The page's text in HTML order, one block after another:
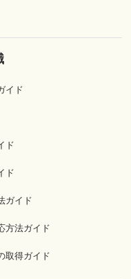
イド
ド
ド
ガイド
方法ガイド
取得ガイド